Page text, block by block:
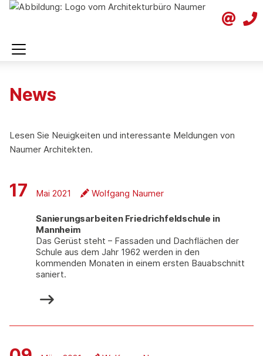
News
Lesen Sie Neuigkeiten und interessante Meldungen von
Naumer Architekten.
Sanierungsarbeiten Friedrichfeldschule in
Mannheim
Das Gerüst steht – Fassaden und Dachflächen der
Schule aus dem Jahr 1962 werden in den
kommenden Monaten in einem ersten Bauabschnitt
saniert.
17 Mai 2021 Wolfgang Naumer